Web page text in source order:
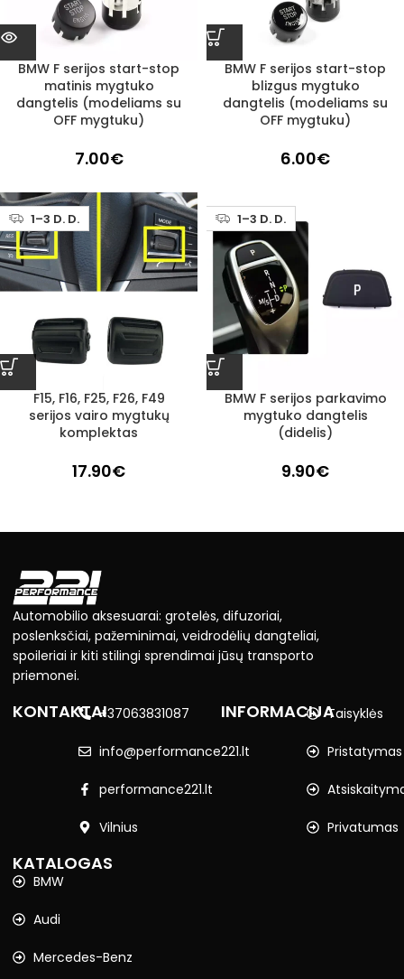
BMW F serijos start-stop
matinis mygtuko
dangtelis (modeliams su
OFF mygtuku)
7.00€
BMW F serijos start-stop
blizgus mygtuko
dangtelis (modeliams su
OFF mygtuku)
6.00€
1–3 D. D.
F15, F16, F25, F26, F49
serijos vairo mygtukų
komplektas
17.90€
1–3 D. D.
BMW F serijos parkavimo
mygtuko dangtelis
(didelis)
9.90€
Automobilio aksesuarai: grotelės, difuzoriai,
poslenksčiai, pažeminimai, veidrodėlių dangteliai,
spoileriai ir kiti stilingi sprendimai jūsų transporto
priemonei.
KONTAKTAI+37063831087
info@performance221.lt
performance221.lt
Vilnius
INFORMACIJATaisyklės
Pristatymas
Privatumas
KATALOGAS
BMW
Audi
Mercedes-Benz